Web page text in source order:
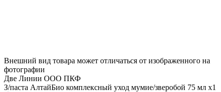
Внешний вид товара может отличаться от изображенного на
фотографии
Две Линии ООО ПКФ
З/паста АлтайБио комплексный уход мумие/зверобой 75 мл x1